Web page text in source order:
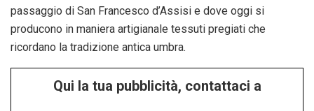
passaggio di San Francesco d’Assisi e dove oggi si
producono in maniera artigianale tessuti pregiati che
ricordano la tradizione antica umbra.
Qui la tua pubblicità, contattaci a